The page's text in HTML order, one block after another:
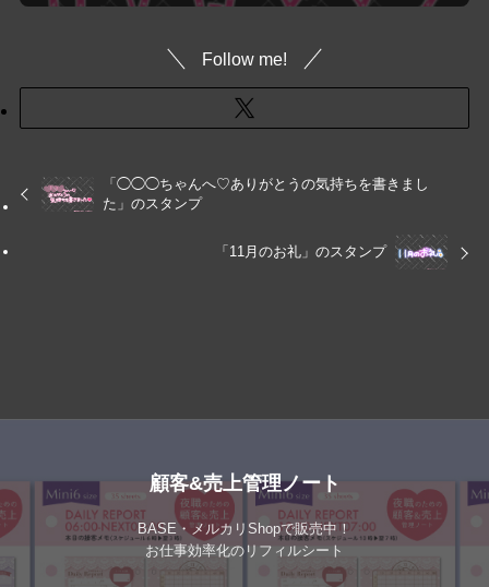
Follow me!
「◯◯◯ちゃんへ♡ありがとうの気持ちを書きまし
た」のスタンプ
「11月のお礼」のスタンプ
顧客&売上管理ノート
BASE・メルカリShopで販売中！
お仕事効率化のリフィルシート